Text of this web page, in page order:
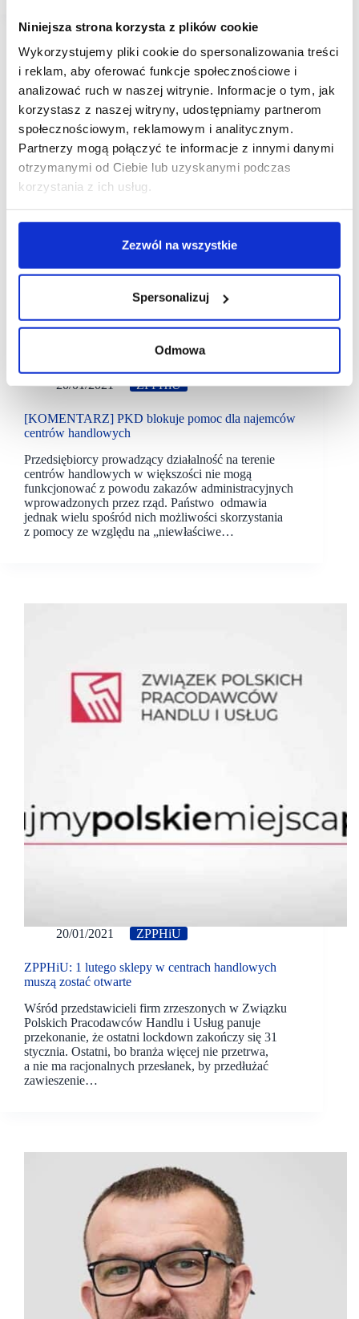
Niniejsza strona korzysta z plików cookie
Wykorzystujemy pliki cookie do spersonalizowania treści
i reklam, aby oferować funkcje społecznościowe i
analizować ruch w naszej witrynie. Informacje o tym, jak
korzystasz z naszej witryny, udostępniamy partnerom
społecznościowym, reklamowym i analitycznym.
Partnerzy mogą połączyć te informacje z innymi danymi
otrzymanymi od Ciebie lub uzyskanymi podczas
korzystania z ich usług.
Zezwól na wszystkie
Spersonalizuj
Odmowa
20/01/2021 ZPPHiU
[KOMENTARZ] PKD blokuje pomoc dla najemców
centrów handlowych
Przedsiębiorcy prowadzący działalność na terenie
centrów handlowych w większości nie mogą
funkcjonować z powodu zakazów administracyjnych
wprowadzonych przez rząd. Państwo odmawia
jednak wielu spośród nich możliwości skorzystania
z pomocy ze względu na „niewłaściwe…
20/01/2021 ZPPHiU
ZPPHiU: 1 lutego sklepy w centrach handlowych
muszą zostać otwarte
Wśród przedstawicieli firm zrzeszonych w Związku
Polskich Pracodawców Handlu i Usług panuje
przekonanie, że ostatni lockdown zakończy się 31
stycznia. Ostatni, bo branża więcej nie przetrwa,
a nie ma racjonalnych przesłanek, by przedłużać
zawieszenie…